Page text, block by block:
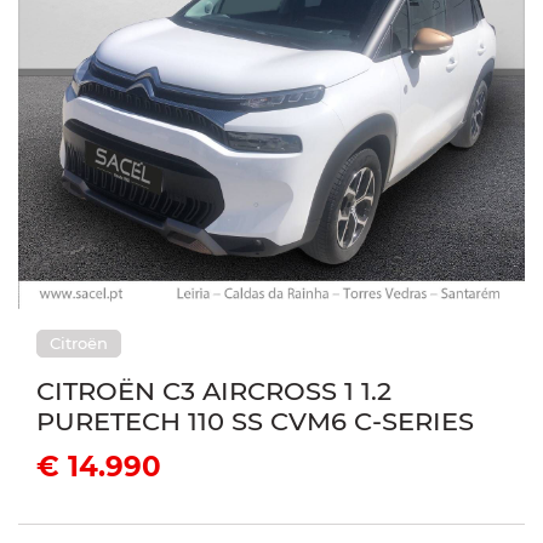
Citroën
CITROËN C3 AIRCROSS 1 1.2
PURETECH 110 SS CVM6 C-SERIES
€ 14.990